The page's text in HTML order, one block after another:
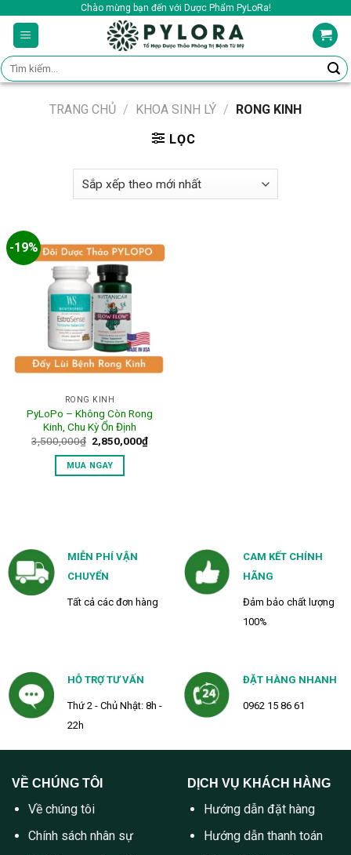
content
Chào mừng bạn đến với Dược Phẩm PyLoRa!
Tìm
kiếm:
TRANG CHỦ / KHOA SINH LÝ / RONG KINH
LỌC
-19%
RONG KINH
PyLoPo – Không Còn Rong
Kinh, Chu Kỳ Ổn Định
3,500,000₫ Giá
gốc
là:
3,500,000₫.
2,850,000₫Giá
MUA NGAY
MIỄN PHÍ VẬN
CHUYỂN
Tất cả các đơn hàng
CAM KẾT CHÍNH
HÃNG
Đảm bảo chất lượng
100%
HỖ TRỢ TƯ VẤN
Thứ 2 - Chủ Nhật: 8h -
22h
ĐẶT HÀNG NHANH
0962 15 86 61
VỀ CHÚNG TÔI
Về chúng tôi
Chính sách nhân sự
DỊCH VỤ KHÁCH HÀNG
Hướng dẫn đặt hàng
Hướng dẫn thanh toán